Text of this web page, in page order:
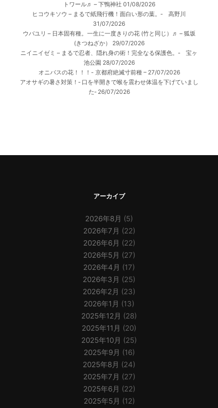
トワール♬ – 下鴨神社 01/08/2026
ヒコウキソウ – まるで紙飛行機！面白い形の葉。‐ 高野川
31/07/2026
ウバユリ – 日本固有種。一生に一度きりの花 (竹と同じ）♬ – 狐坂
(きつねざか）
29/07/2026
ニイニイゼミ – まるで忍者、隠れ身の術！完全なる保護色。‐ 宝ヶ
池公園 28/07/2026
オニバスの花！！！- 京都府絶滅寸前種 – 27/07/2026
アオサギの暑さ対策！‐ 口を半開きで喉を震わせ体温を下げていまし
た‐ 26/07/2026
アーカイブ
2026年8月 (5)
2026年7月 (22)
2026年6月 (22)
2026年5月 (27)
2026年4月 (17)
2026年3月 (25)
2026年2月 (23)
2026年1月 (13)
2025年12月 (28)
2025年11月 (20)
2025年10月 (25)
2025年9月 (16)
2025年8月 (24)
2025年7月 (27)
2025年6月 (22)
2025年5月 (12)